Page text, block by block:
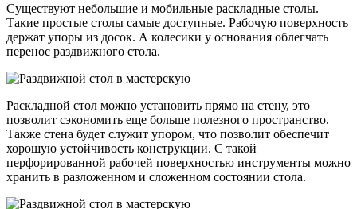
Существуют небольшие и мобильные раскладные столы.
Такие простые столы самые доступные. Рабочую поверхность
держат упоры из досок. А колесики у основания облегчать
перенос раздвижного стола.
Раскладной стол можно установить прямо на стену, это
позволит сэкономить еще больше полезного пространство.
Также стена будет служит упором, что позволит обеспечит
хорошую устойчивость конструкции. С такой
перфорированной рабочей поверхностью инструменты можно
хранить в разложенном и сложенном состоянии стола.